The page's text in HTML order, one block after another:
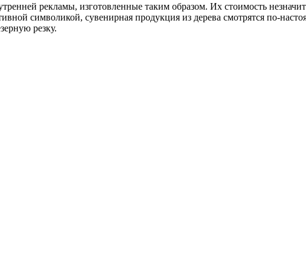
рекламы, изготовленные таким образом. Их стоимость
символикой, сувенирная продукция из дерева смотрятся по-
резку.